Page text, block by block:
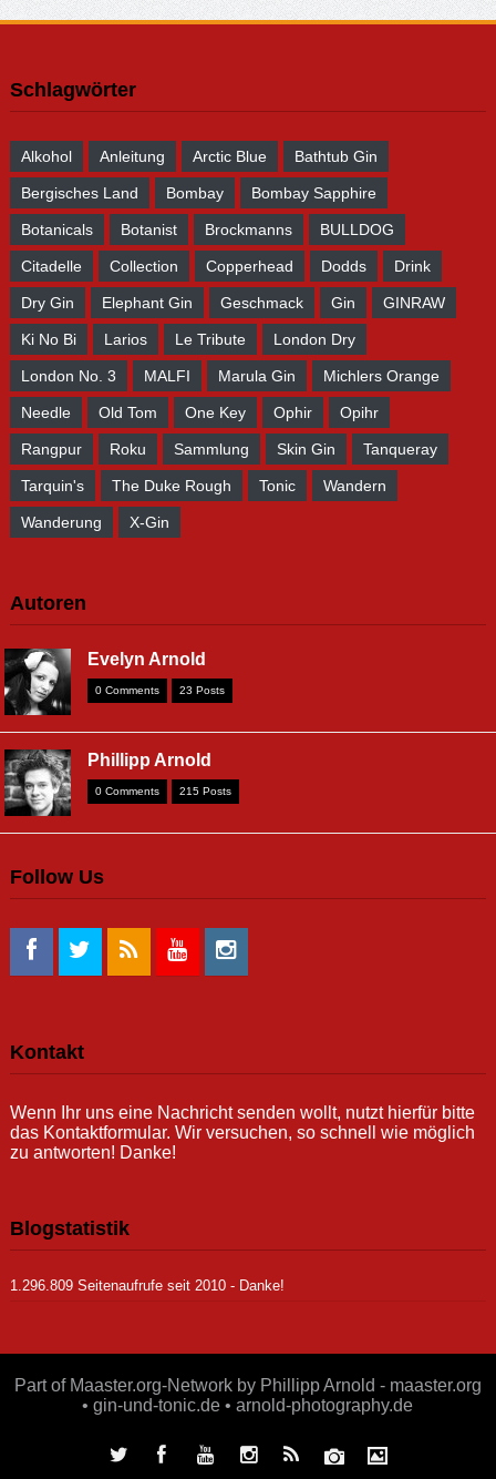
Schlagwörter
Alkohol Anleitung Arctic Blue Bathtub Gin
Bergisches Land Bombay Bombay Sapphire
Botanicals Botanist Brockmanns BULLDOG
Citadelle Collection Copperhead Dodds Drink
Dry Gin Elephant Gin Geschmack Gin GINRAW
Ki No Bi Larios Le Tribute London Dry
London No. 3 MALFI Marula Gin Michlers Orange
Needle Old Tom One Key Ophir Opihr
Rangpur Roku Sammlung Skin Gin Tanqueray
Tarquin's The Duke Rough Tonic Wandern
Wanderung X-Gin
Autoren
Evelyn Arnold
0 Comments 23 Posts
Phillipp Arnold
0 Comments 215 Posts
Follow Us
Kontakt
Wenn Ihr uns eine Nachricht senden wollt, nutzt hierfür bitte
das Kontaktformular. Wir versuchen, so schnell wie möglich
zu antworten! Danke!
Blogstatistik
1.296.809 Seitenaufrufe seit 2010 - Danke!
Part of Maaster.org-Network by Phillipp Arnold - maaster.org
• gin-und-tonic.de • arnold-photography.de